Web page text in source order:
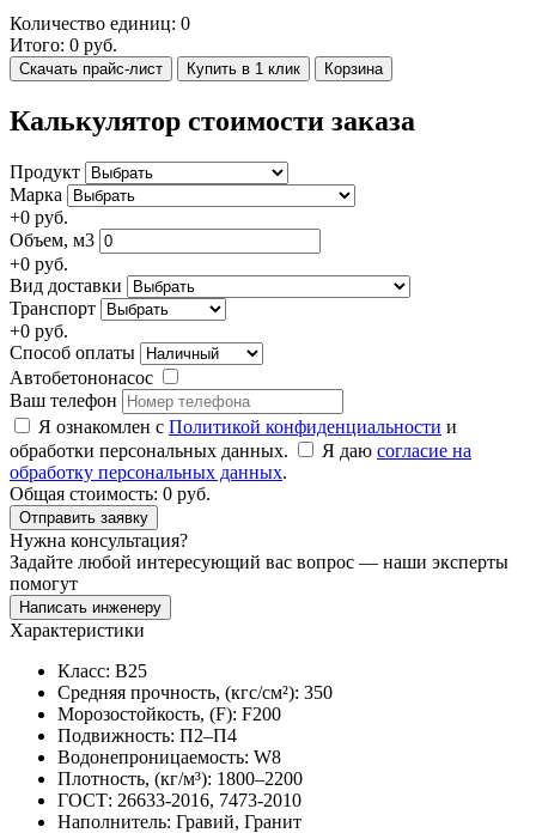
Количество единиц: 0
Итого: 0 руб.
Скачать прайс-лист Купить в 1 клик Корзина
Калькулятор стоимости заказа
Продукт
Марка
+0 руб.
Объем, м3
+0 руб.
Вид доставки
Транспорт
+0 руб.
Способ оплаты
Автобетононасос
Ваш телефон
Я ознакомлен с Политикой конфиденциальности и
обработки персональных данных.
Я даю согласие на
обработку персональных данных.
Общая стоимость: 0 руб.
Отправить заявку
Нужна консультация?
Задайте любой интересующий вас вопрос — наши эксперты
помогут
Написать инженеру
Характеристики
Класс: B25
Средняя прочность, (кгс/см²): 350
Морозостойкость, (F): F200
Подвижность: П2–П4
Водонепроницаемость: W8
Плотность, (кг/м³): 1800–2200
ГОСТ: 26633-2016, 7473-2010
Наполнитель: Гравий, Гранит